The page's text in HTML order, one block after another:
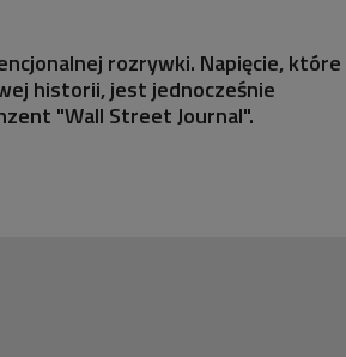
rozrywki. Napięcie, które
historii, jest jednocześnie
"Wall Street Journal".